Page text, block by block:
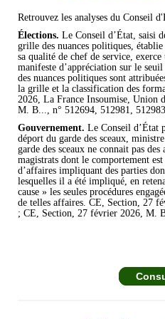
Retrouvez les analyses du Conseil
Élections. Le Conseil d’État, saisi
grille des nuances politiques,
sa qualité de chef de service,
manifeste d’appréciation sur le
des nuances politiques sont
la grille et la classification des
2026, La France Insoumise, Union
M. B..., n° 512694, 512981,
Gouvernement. Le Conseil d’État
déport du garde des sceaux,
garde des sceaux ne connait pas
magistrats dont le comportement
d’affaires impliquant des parties
lesquelles il a été impliqué, en
cause » les seules procédures
de telles affaires. CE, Section, 27
; CE, Section, 27 février 2026, M.